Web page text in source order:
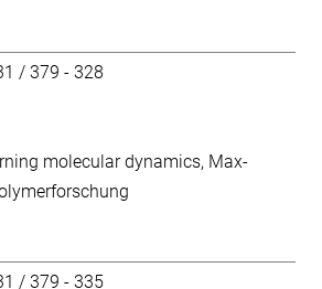
/ 379 - 328
molecular dynamics Max-
/ 379 - 335